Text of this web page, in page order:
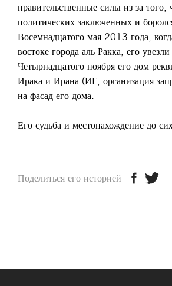
правительственные силы из-за
политических заключенных и
Восемнадцатого мая 2013 года,
востоке города аль-Ракка, его
Четырнадцатого ноября его дом
Ирака и Ирана (ИГ, организация
на фасад его дома.
Его судьба и местонахождение до
Поделиться его историей